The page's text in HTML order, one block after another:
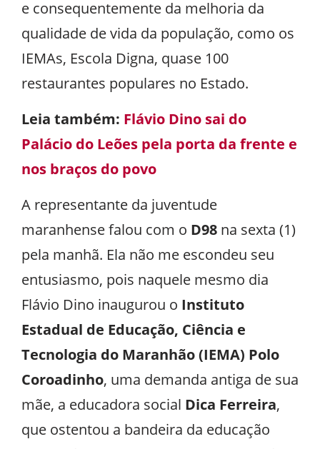
e consequentemente da melhoria da
qualidade de vida da população, como os
IEMAs, Escola Digna, quase 100
restaurantes populares no Estado.
Leia também: Flávio Dino sai do
Palácio do Leões pela porta da frente e
nos braços do povo
A representante da juventude
maranhense falou com o D98 na sexta (1)
pela manhã. Ela não me escondeu seu
entusiasmo, pois naquele mesmo dia
Flávio Dino inaugurou o Instituto
Estadual de Educação, Ciência e
Tecnologia do Maranhão (IEMA) Polo
Coroadinho, uma demanda antiga de sua
mãe, a educadora social Dica Ferreira,
que ostentou a bandeira da educação